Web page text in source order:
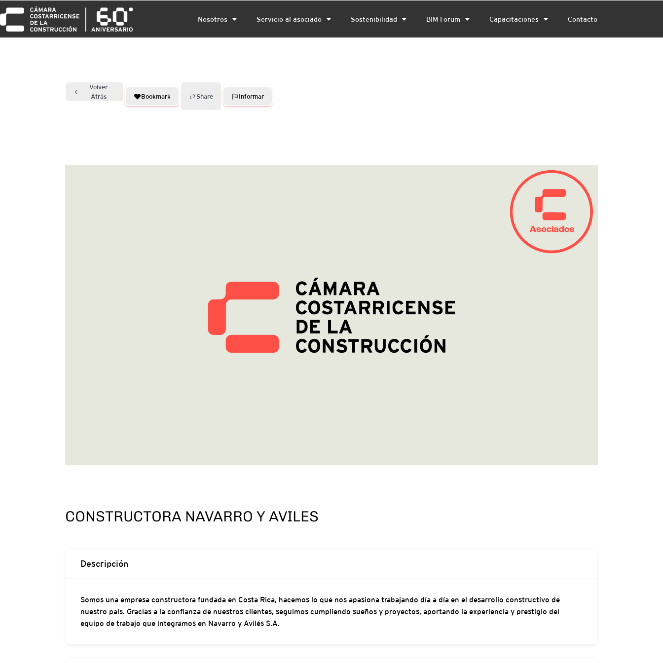
Nosotros Servicio al asociado Sostenibilidad BIM Forum Capacitaciones Contacto
Volver
Atrás
Bookmark Share Informar
CONSTRUCTORA NAVARRO Y AVILES
Descripción
Somos una empresa constructora fundada en Costa Rica, hacemos lo que nos apasiona trabajando día a día en el desarrollo constructivo de
nuestro país. Gracias a la confianza de nuestros clientes, seguimos cumpliendo sueños y proyectos, aportando la experiencia y prestigio del
equipo de trabajo que integramos en Navarro y Avilés S.A.